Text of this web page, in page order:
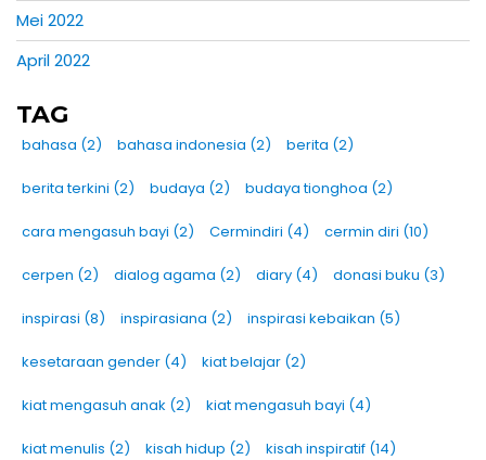
Mei 2022
April 2022
TAG
bahasa (2) bahasa indonesia (2) berita (2)
berita terkini (2) budaya (2) budaya tionghoa (2)
cara mengasuh bayi (2) Cermindiri (4) cermin diri (10)
cerpen (2) dialog agama (2) diary (4) donasi buku (3)
inspirasi (8) inspirasiana (2) inspirasi kebaikan (5)
kesetaraan gender (4) kiat belajar (2)
kiat mengasuh anak (2) kiat mengasuh bayi (4)
kiat menulis (2) kisah hidup (2) kisah inspiratif (14)